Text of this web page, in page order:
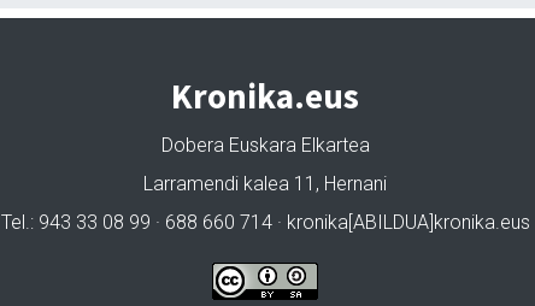
Kronika.eus
Dobera Euskara Elkartea
Larramendi kalea 11, Hernani
Tel.: 943 33 08 99 · 688 660 714 · kronika[ABILDUA]kronika.eus